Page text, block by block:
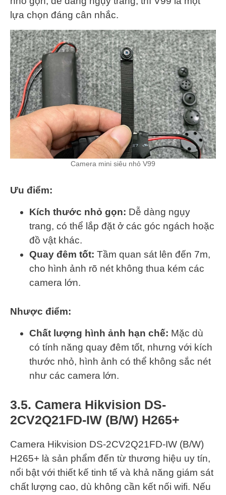
lựa chọn đáng cân nhắc.
Camera mini siêu nhỏ V99
Ưu điểm:
Kích thước nhỏ gọn: Dễ dàng ngụy
trang, có thể lắp đặt ở các góc ngách hoặc
đồ vật khác.
Quay đêm tốt: Tầm quan sát lên đến 7m,
cho hình ảnh rõ nét không thua kém các
camera lớn.
Nhược điểm:
Chất lượng hình ảnh hạn chế: Mặc dù
có tính năng quay đêm tốt, nhưng với kích
thước nhỏ, hình ảnh có thể không sắc nét
như các camera lớn.
3.5. Camera Hikvision DS-
2CV2Q21FD-IW (B/W) H265+
Camera Hikvision DS-2CV2Q21FD-IW (B/W)
H265+ là sản phẩm đến từ thương hiệu uy tín,
nổi bật với thiết kế tinh tế và khả năng giám sát
chất lượng cao, dù không cần kết nối wifi. Nếu